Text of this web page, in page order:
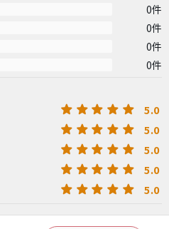
0件
0件
0件
0件
5.0
5.0
5.0
5.0
5.0